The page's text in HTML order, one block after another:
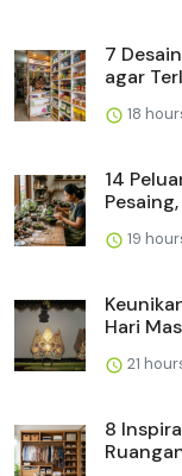
7
agar
18
14
19
Hari
21
8